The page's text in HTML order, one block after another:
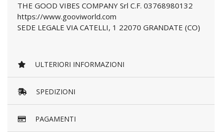
THE GOOD VIBES COMPANY Srl C.F. 03768980132
https://www.gooviworld.com
SEDE LEGALE VIA CATELLI, 1 22070 GRANDATE (CO)
ULTERIORI INFORMAZIONI
SPEDIZIONI
PAGAMENTI